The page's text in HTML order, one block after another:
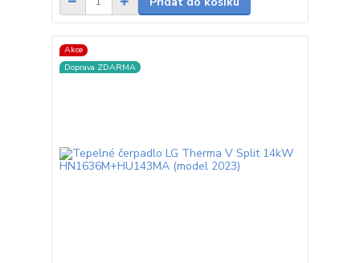
Akce
Doprava ZDARMA